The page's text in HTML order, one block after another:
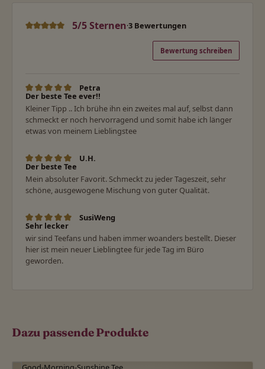
Durchschnittliche Bewertung von 5 von 5 Sternen
5/5 Sternen·3 Bewertungen
Bewertung schreiben
Bewertung mit 5 von 5 Sternen
Petra
Der beste Tee ever!!
Kleiner Tipp .. Ich brühe ihn ein zweites mal auf, selbst dann
schmeckt er noch hervorragend und somit habe ich länger
etwas von meinem Lieblingstee
Bewertung mit 5 von 5 Sternen
U.H.
Der beste Tee
Mein absoluter Favorit. Schmeckt zu jeder Tageszeit, sehr
schöne, ausgewogene Mischung von guter Qualität.
Bewertung mit 5 von 5 Sternen
SusiWeng
Sehr lecker
wir sind Teefans und haben immer woanders bestellt. Dieser
hier ist mein neuer Lieblingtee für jede Tag im Büro
geworden.
Dazu passende Produkte
Produktgalerie überspringen